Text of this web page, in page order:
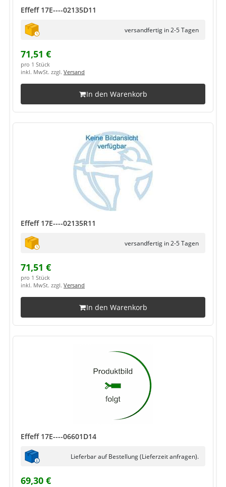
Effeff 17E----02135D11
versandfertig in 2-5 Tagen
71,51 €
pro 1 Stück
inkl. MwSt. zzgl. Versand
In den Warenkorb
Effeff 17E----02135R11
versandfertig in 2-5 Tagen
71,51 €
pro 1 Stück
inkl. MwSt. zzgl. Versand
In den Warenkorb
Effeff 17E----06601D14
Lieferbar auf Bestellung (Lieferzeit anfragen).
69,30 €